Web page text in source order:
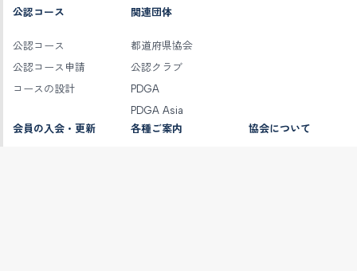
公認コース
公認コース
公認コース申請
コースの設計
関連団体
都道府県協会
公認クラブ
PDGA
PDGA Asia
会員の入会・更新
各種ご案内 協会について